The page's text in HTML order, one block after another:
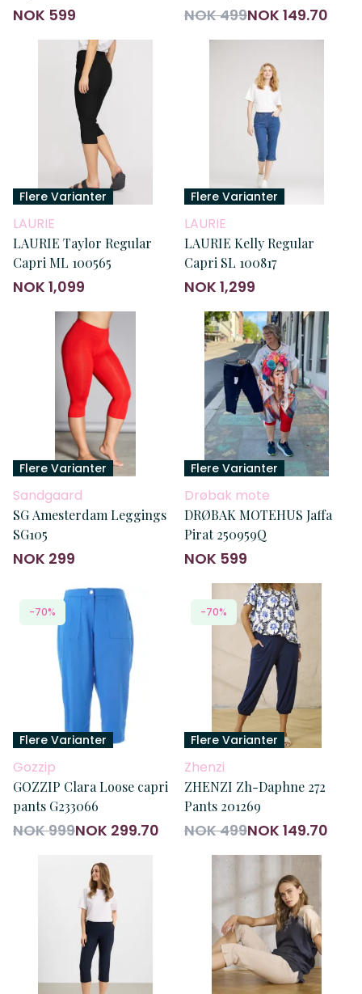
NOK 599 NOK 499NOK 149.70
Flere Varianter
LAURIE
LAURIE Taylor Regular
Capri ML 100565
NOK 1,099
Flere Varianter
LAURIE
LAURIE Kelly Regular
Capri SL 100817
NOK 1,299
Flere Varianter
Sandgaard
SG Amesterdam Leggings
SG105
NOK 299
Flere Varianter
Drøbak mote
DRØBAK MOTEHUS Jaffa
Pirat 250959Q
NOK 599
-70%
Flere Varianter
Gozzip
GOZZIP Clara Loose capri
pants G233066
NOK 999NOK 299.70
-70%
Flere Varianter
Zhenzi
ZHENZI Zh-Daphne 272
Pants 201269
NOK 499NOK 149.70